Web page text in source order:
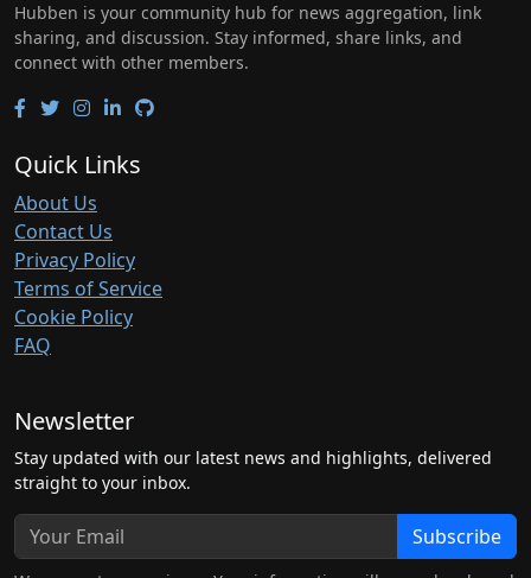
Hubben is your community hub for news aggregation, link
sharing, and discussion. Stay informed, share links, and
connect with other members.
Quick Links
About Us
Contact Us
Privacy Policy
Terms of Service
Cookie Policy
FAQ
Newsletter
Stay updated with our latest news and highlights, delivered
straight to your inbox.
Subscribe